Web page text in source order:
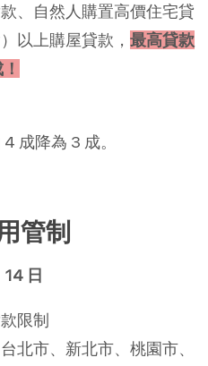
、自然人購置高價住宅貸
以上購屋貸款， 最高貸款
成降為 3 成。
管制
日
限制
北市、新北市、桃園市、